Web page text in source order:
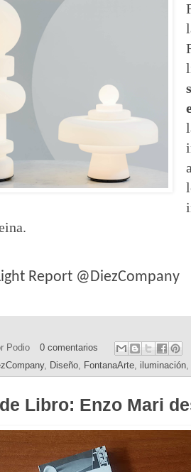
Report @DiezCompany
Podio
0 comentarios
, Diseño, FontanaArte, iluminación,
Libro: Enzo Mari